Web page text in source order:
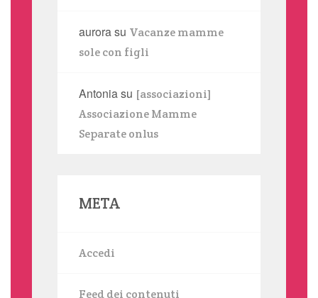
aurorasu Vacanze mamme
sole con figli
Antoniasu [associazioni]
Associazione Mamme
Separate onlus
META
Accedi
Feed dei contenuti